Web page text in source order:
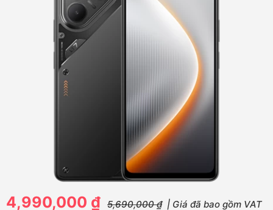
4,990,000 ₫ 5,690,000 ₫ | Giá đã bao gồm VAT